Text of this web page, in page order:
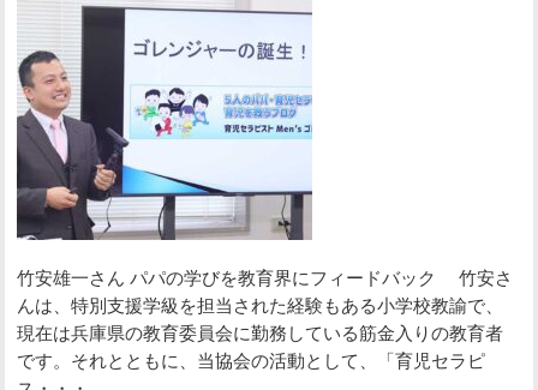
竹安雄一さん パパの学びを教育界にフィードバック 竹安さ
んは、特別支援学級を担当された経験もある小学校教諭で、
現在は兵庫県の教育委員会に勤務している筋金入りの教育者
です。それとともに、当協会の活動として、「育児セラピ